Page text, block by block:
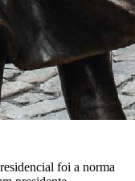
foi a norma